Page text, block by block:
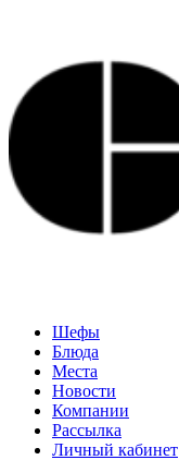
Шефы
Блюда
Места
Новости
Компании
Рассылка
Личный кабинет